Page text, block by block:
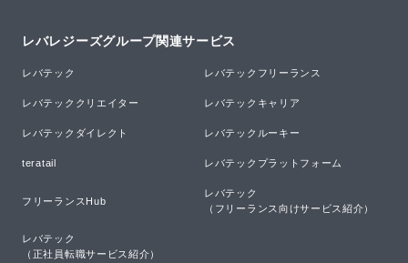
レバレジーズグループ関連サービス
レバテック レバテックフリーランス
レバテッククリエイター レバテックキャリア
レバテックダイレクト レバテックルーキー
teratail レバテックプラットフォーム
フリーランスHub
レバテック
（フリーランス向けサービス紹介）
レバテック
（正社員転職サービス紹介）